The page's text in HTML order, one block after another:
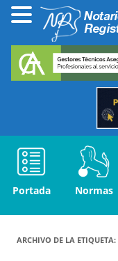
Portada Normas
ARCHIVO DE LA ETIQUETA: